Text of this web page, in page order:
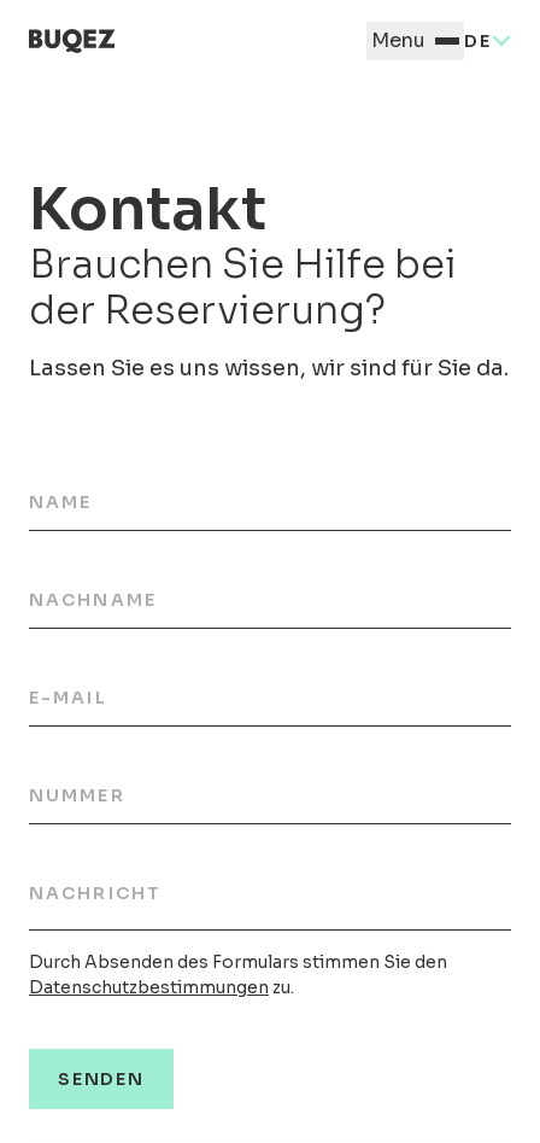
Menu DE
Kontakt
Brauchen Sie Hilfe bei
der Reservierung?
Lassen Sie es uns wissen, wir sind für Sie da.
NAME
NACHNAME
E-MAIL
NUMMER
NACHRICHT
Durch Absenden des Formulars stimmen Sie den
Datenschutzbestimmungen zu.